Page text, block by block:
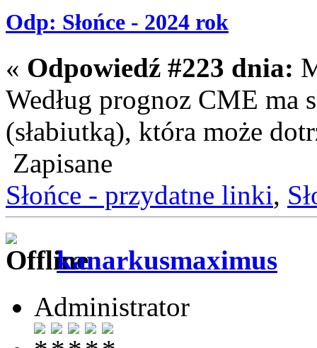
Odp: Słońce - 2024 rok
« Odpowiedź #223 dnia:
Według prognoz CME ma
(słabiutką), która może
Zapisane
Słońce - przydatne linki,
kanarkusmaximus
Administrator